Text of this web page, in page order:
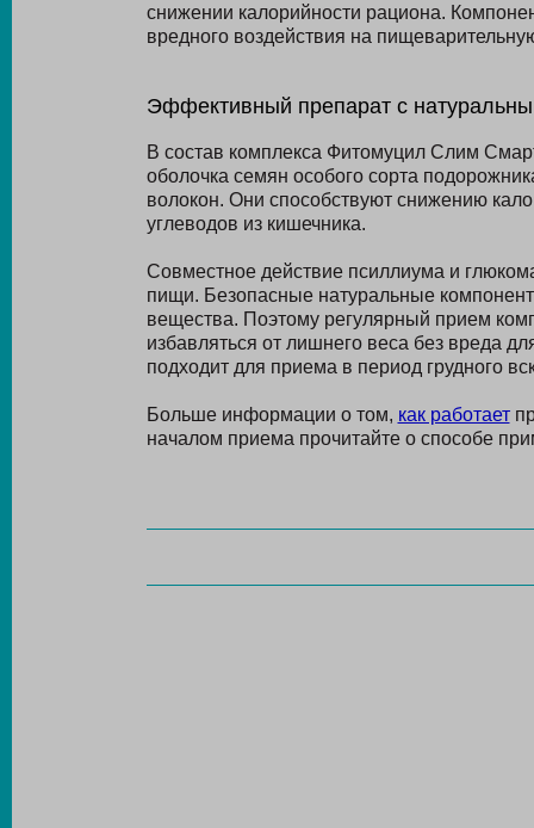
снижении калорийности рациона.
вредного воздействия на
Эффективный препарат с
В состав комплекса Фитомуцил Слим
оболочка семян особого сорта
волокон. Они способствуют снижению
углеводов из кишечника.
Совместное действие псиллиума и
пищи. Безопасные натуральные
вещества. Поэтому регулярный прием
избавляться от лишнего веса без вреда
подходит для приема в период грудного
Больше информации о том, как работает
началом приема прочитайте о способе